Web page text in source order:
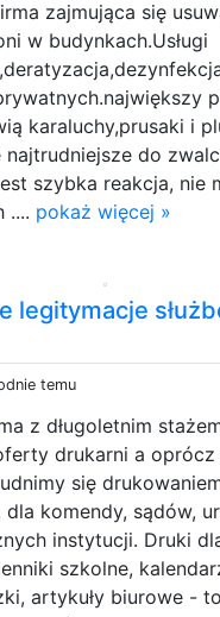
zajmująca się
w budynkach.Usługi
karaluchy,prusaki i
najtrudniejsze do
szybka reakcja, nie
.... pokaż więcej »
legitymacje
temu
z długoletnim
drukarni a oprócz
się
komendy, sądów,
instytucji. Druki
szkolne,
artykuły biurowe -